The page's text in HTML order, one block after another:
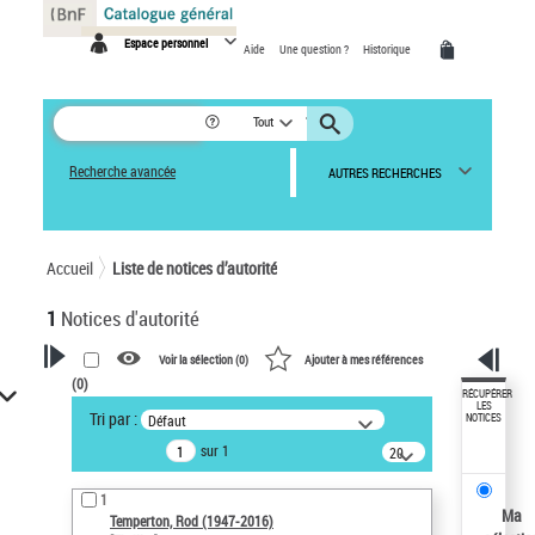
Espace personnel Aide Une question ? Historique
Tout
Recherche avancée AUTRES RECHERCHES
Accueil Liste de notices d’autorité
1 Notices d'autorité
VOTRE RECHERCHE
Recherche avancée dans les
notices d’autorité
Œuvres liées à l'auteur :
Temperton, Rod (1947-2016)
Voir la sélection (0) Ajouter à mes références
(0)
Tri par : Défaut
sur 1
20
résultats/page
1
Temperton, Rod (1947-2016)
RÉCUPÉRER
LES
NOTICES
Ma
Panneau de gestion des cookies